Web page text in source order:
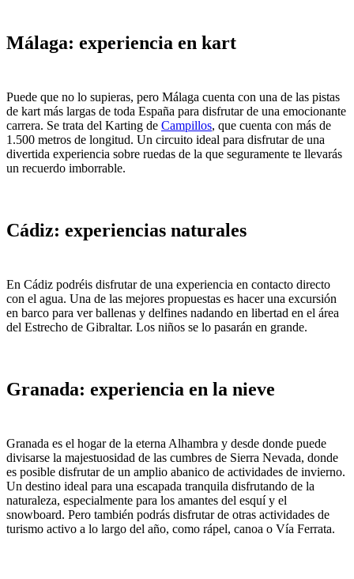
Málaga: experiencia en kart
Puede que no lo supieras, pero Málaga cuenta con una de las pistas
de kart más largas de toda España para disfrutar de una emocionante
carrera. Se trata del Karting de Campillos, que cuenta con más de
1.500 metros de longitud. Un circuito ideal para disfrutar de una
divertida experiencia sobre ruedas de la que seguramente te llevarás
un recuerdo imborrable.
Cádiz: experiencias naturales
En Cádiz podréis disfrutar de una experiencia en contacto directo
con el agua. Una de las mejores propuestas es hacer una excursión
en barco para ver ballenas y delfines nadando en libertad en el área
del Estrecho de Gibraltar. Los niños se lo pasarán en grande.
Granada: experiencia en la nieve
Granada es el hogar de la eterna Alhambra y desde donde puede
divisarse la majestuosidad de las cumbres de Sierra Nevada, donde
es posible disfrutar de un amplio abanico de actividades de invierno.
Un destino ideal para una escapada tranquila disfrutando de la
naturaleza, especialmente para los amantes del esquí y el
snowboard. Pero también podrás disfrutar de otras actividades de
turismo activo a lo largo del año, como rápel, canoa o Vía Ferrata.